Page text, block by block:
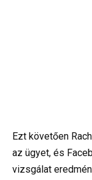
Ezt követően
az ügyet, és
vizsgálat